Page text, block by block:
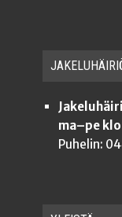
ma–pe
Puhelin: